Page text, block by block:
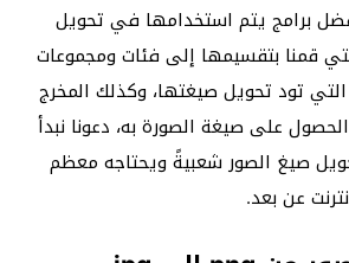
برامج يتم استخدامها في تحويل
قمنا بتقسيمها إلى فئات ومجموعات
التي تود تحويل صيغتها، وكذلك المخرج
على صيغة الصورة به، دعونا نبدأ
صيغ الصور شعبيةً ويحتاجه معظم
عن بعد.